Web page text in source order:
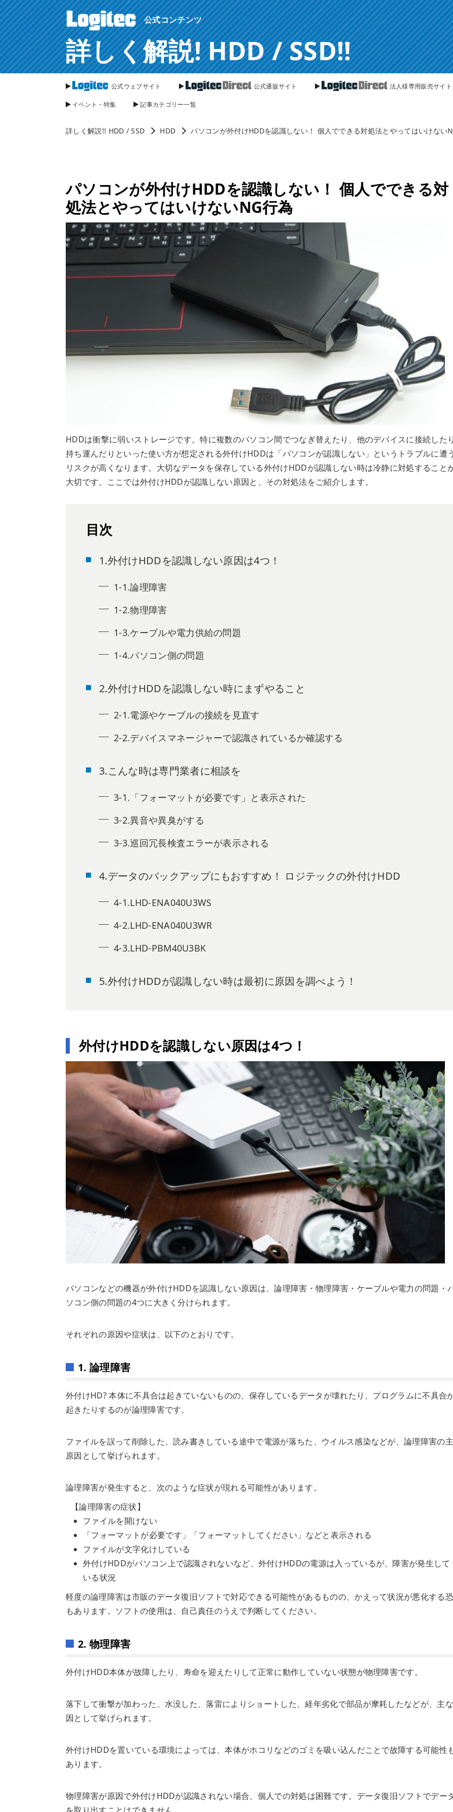
公式コンテンツ
詳しく解説! HDD / SSD!!
公式ウェブサイト 公式通販サイト 法人様専用販売サイト
イベント・特集 記事カテゴリー一覧
詳しく解説!! HDD / SSD HDD パソコンが外付けHDDを認識しない！ 個人でできる対処法とやってはいけない
パソコンが外付けHDDを認識しない！ 個人でできる対
処法とやってはいけないNG行為
HDDは衝撃に弱いストレージです。特に複数のパソコン間でつなぎ替えたり、他のデバイスに接続した
持ち運んだりといった使い方が想定される外付けHDDは「パソコンが認識しない」というトラブルに遭
リスクが高くなります。大切なデータを保存している外付けHDDが認識しない時は冷静に対処すること
大切です。ここでは外付けHDDが認識しない原因と、その対処法をご紹介します。
目次
1.外付けHDDを認識しない原因は4つ！
1-1.論理障害
1-2.物理障害
1-3.ケーブルや電力供給の問題
1-4.パソコン側の問題
2.外付けHDDを認識しない時にまずやること
2-1.電源やケーブルの接続を見直す
2-2.デバイスマネージャーで認識されているか確認する
3.こんな時は専門業者に相談を
3-1.「フォーマットが必要です」と表示された
3-2.異音や異臭がする
3-3.巡回冗長検査エラーが表示される
4.データのバックアップにもおすすめ！ ロジテックの外付けHDD
4-1.LHD-ENA040U3WS
4-2.LHD-ENA040U3WR
4-3.LHD-PBM40U3BK
5.外付けHDDが認識しない時は最初に原因を調べよう！
外付けHDDを認識しない原因は4つ！
パソコンなどの機器が外付けHDDを認識しない原因は、論理障害・物理障害・ケーブルや電力の問題・
ソコン側の問題の4つに大きく分けられます。
それぞれの原因や症状は、以下のとおりです。
1. 論理障害
外付けHD? 本体に不具合は起きていないものの、保存しているデータが壊れたり、プログラムに不具合
起きたりするのが論理障害です。
ファイルを誤って削除した、読み書きしている途中で電源が落ちた、ウイルス感染などが、論理障害の
原因として挙げられます。
論理障害が発生すると、次のような症状が現れる可能性があります。
【論理障害の症状】
ファイルを開けない
「フォーマットが必要です」「フォーマットしてください」などと表示される
ファイルが文字化けしている
外付けHDDがパソコン上で認識されないなど、外付けHDDの電源は入っているが、障害が発生して
いる状況
軽度の論理障害は市販のデータ復旧ソフトで対応できる可能性があるものの、かえって状況が悪化する
もあります。ソフトの使用は、自己責任のうえで判断してください。
2. 物理障害
外付けHDD本体が故障したり、寿命を迎えたりして正常に動作していない状態が物理障害です。
落下して衝撃が加わった、水没した、落雷によりショートした、経年劣化で部品が摩耗したなどが、主
因として挙げられます。
外付けHDDを置いている環境によっては、本体がホコリなどのゴミを吸い込んだことで故障する可能性
あります。
物理障害が原因で外付けHDDが認識されない場合、個人での対処は困難です。データ復旧ソフトでデー